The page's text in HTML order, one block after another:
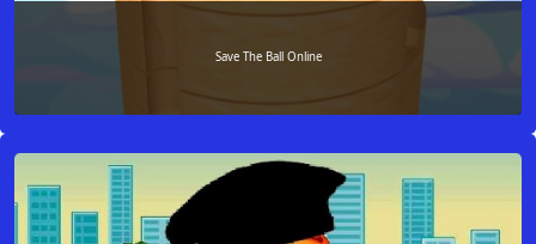
Save The Ball Online